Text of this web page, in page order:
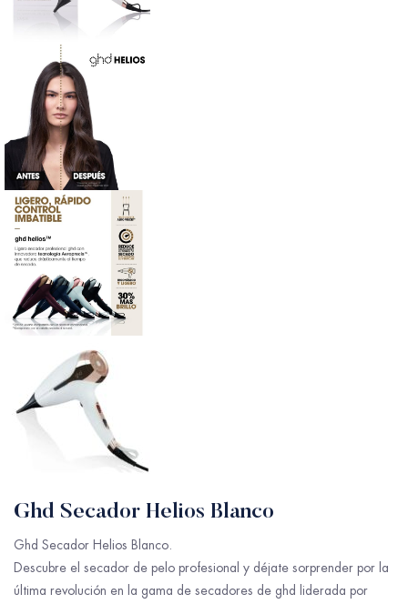
Ghd Secador Helios Blanco
Ghd Secador Helios Blanco.
Descubre el secador de pelo profesional y déjate sorprender por la
última revolución en la gama de secadores de ghd liderada por